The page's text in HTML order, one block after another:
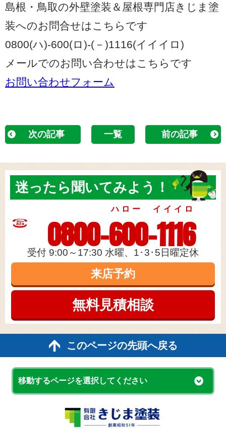
島根・鳥取の外壁塗装＆屋根専門店きじま塗
装へのお問合せはこちらです
0800(ハ)-600(ロ)-(－)1116(イイイロ)
メールでのお問い合わせはこちらです
お問い合わせフォーム
次の記事 一覧 前の記事
迷ったら 聞いてみよう！
0800-600-1116
ハロー イイイロ
受付 9:00～17:30 水曜、1･3･5日曜定休
来店予約
無料見積相談
このページの先頭へ戻る
移動するページを選択してください